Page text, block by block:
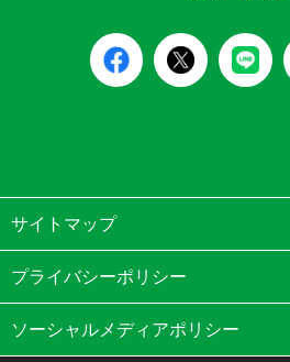
サイトマップ
プライバシーポリシー
ソーシャルメディアポリシー